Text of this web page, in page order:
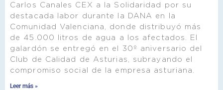
Carlos Canales CEX a la Solidaridad por su
destacada labor durante la DANA en la
Comunidad Valenciana, donde distribuyó más
de 45.000 litros de agua a los afectados. El
galardón se entregó en el 30º aniversario del
Club de Calidad de Asturias, subrayando el
compromiso social de la empresa asturiana.
Leer más »